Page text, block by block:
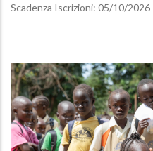
Scadenza Iscrizioni: 05/10/2026